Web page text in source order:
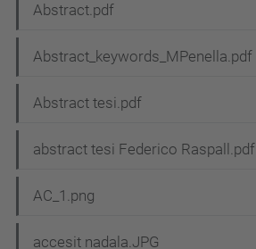
Abstract.pdf
Abstract_keywords_MPenella.pdf
Abstract tesi.pdf
abstract tesi Federico Raspall.pdf
AC_1.png
accesit nadala.JPG